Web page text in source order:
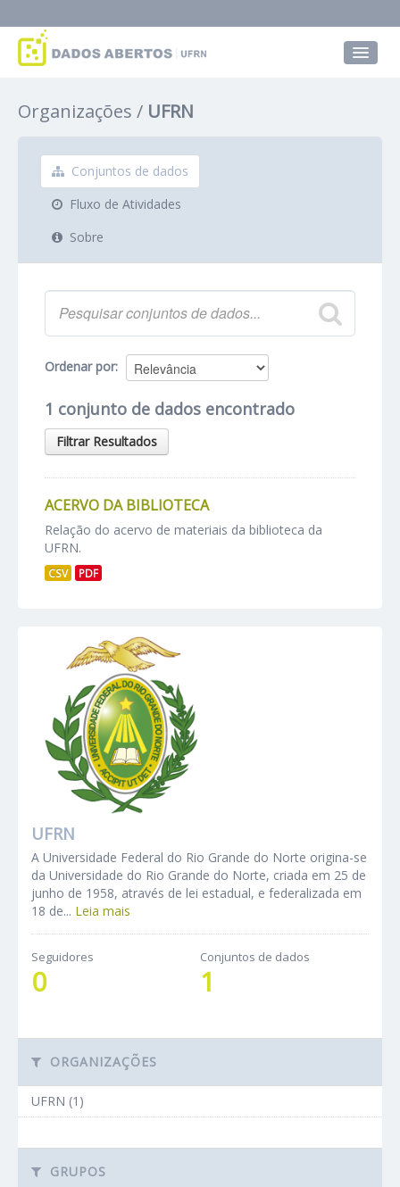
Grupos
Sobre
Organizações UFRN
Conjuntos de dados
Fluxo de Atividades
Sobre
Ordenar por
1 conjunto de dados encontrado
Filtrar Resultados
ACERVO DA BIBLIOTECA
Relação do acervo de materiais da biblioteca da
UFRN.
CSV PDF
UFRN
A Universidade Federal do Rio Grande do Norte origina-se
da Universidade do Rio Grande do Norte, criada em 25 de
junho de 1958, através de lei estadual, e federalizada em
18 de... Leia mais
Seguidores
0
Conjuntos de dados
1
ORGANIZAÇÕES
UFRN (1)
GRUPOS